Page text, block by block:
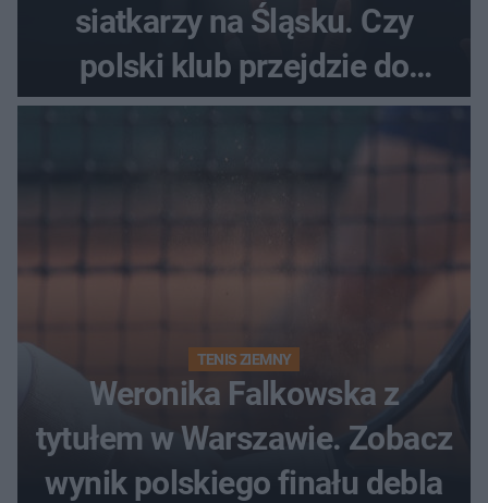
siatkarzy na Śląsku. Czy
polski klub przejdzie do
historii
TENIS ZIEMNY
Weronika Falkowska z
tytułem w Warszawie. Zobacz
wynik polskiego finału debla